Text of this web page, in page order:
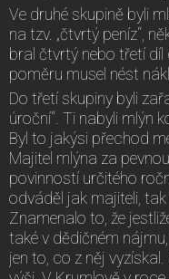
Ve druhé skupině byli
na tzv. „čtvrtý peníz“,
bral čtvrtý nebo třetí díl
poměru musel nést
Do třetí skupiny byli
úroční“. Ti nabyli mlýn
Byl to jakýsi přechod
Majitel mlýna za
povinností určitého
odváděl jak majiteli,
Znamenalo to, že
také v dědičném
jen to, co z něj